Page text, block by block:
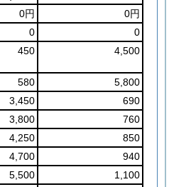
0円
0円
0
0
450 4,500
580
5,800
3,450
690
3,800
760
4,250
850
4,700
940
5,500
1,100